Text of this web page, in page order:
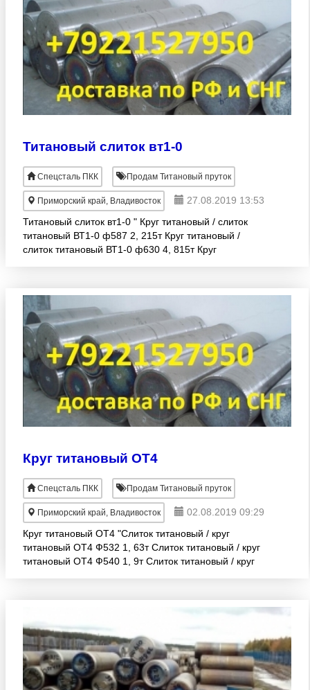
Титановый слиток вт1-0
Спецсталь ПКК Продам Титановый пруток
Приморский край, Владивосток
27.08.2019 13:53
Титановый слиток вт1-0 " Круг титановый / слиток
титановый ВТ1-0 ф587 2, 215т Круг титановый /
слиток титановый ВТ1-0 ф630 4, 815т Круг
Круг титановый ОТ4
Спецсталь ПКК Продам Титановый пруток
Приморский край, Владивосток
02.08.2019 09:29
Круг титановый ОТ4 "Слиток титановый / круг
титановый ОТ4 Ф532 1, 63т Слиток титановый / круг
титановый ОТ4 Ф540 1, 9т Слиток титановый / круг